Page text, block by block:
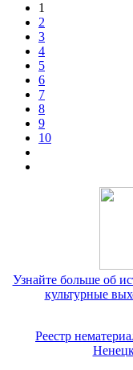
1
2
3
4
5
6
7
8
9
10
Узнайте больше об
культурные
Реестр